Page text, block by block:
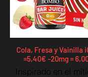
Cola, Fresa y Vainilla
=5,40€ -20mg =
Inspirado en el